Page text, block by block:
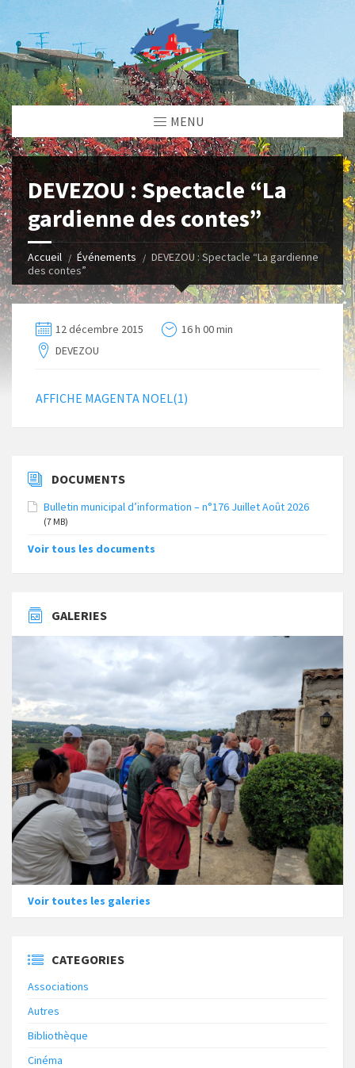
MENU
DEVEZOU : Spectacle “La
gardienne des contes”
Accueil Événements
DEVEZOU : Spectacle “La gardienne
des contes”
12 décembre 2015
16 h 00 min
DEVEZOU
AFFICHE MAGENTA NOEL(1)
DOCUMENTS
Bulletin municipal d’information – n°176 Juillet Août 2026
(7 MB)
Voir tous les documents
GALERIES
Voir toutes les galeries
CATEGORIES
Associations
Autres
Bibliothèque
Cinéma